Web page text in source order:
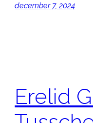
december 7, 2024
Erelid